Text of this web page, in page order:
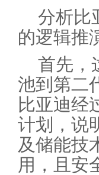
分析比
的逻辑推
首先，
池到第二
比亚迪经
计划，说
及储能技
用，且安